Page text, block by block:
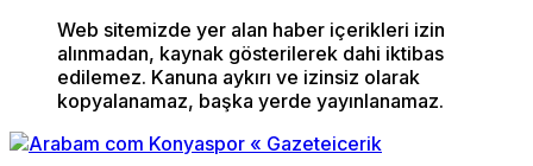
Web sitemizde yer alan haber içerikleri izin
alınmadan, kaynak gösterilerek dahi iktibas
edilemez. Kanuna aykırı ve izinsiz olarak
kopyalanamaz, başka yerde yayınlanamaz.